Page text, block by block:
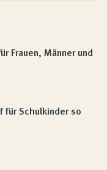
Frauen, Männer und
für Schulkinder so